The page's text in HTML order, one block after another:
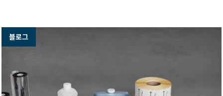
블로그